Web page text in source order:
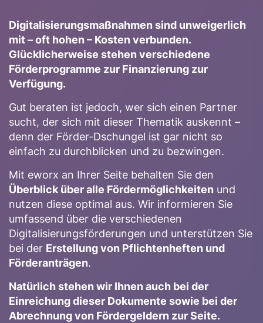
Digitalisierungsmaßnahmen sind unweigerlich
mit – oft hohen – Kosten verbunden.
Glücklicherweise stehen verschiedene
Förderprogramme zur Finanzierung zur
Verfügung.
Gut beraten ist jedoch, wer sich einen Partner
sucht, der sich mit dieser Thematik auskennt –
denn der Förder-Dschungel ist gar nicht so
einfach zu durchblicken und zu bezwingen.
Mit eworx an Ihrer Seite behalten Sie den
Überblick über alle Fördermöglichkeiten und
nutzen diese optimal aus. Wir informieren Sie
umfassend über die verschiedenen
Digitalisierungsförderungen und unterstützen Sie
bei der Erstellung von Pflichtenheften und
Förderanträgen.
Natürlich stehen wir Ihnen auch bei der
Einreichung dieser Dokumente sowie bei der
Abrechnung von Fördergeldern zur Seite.